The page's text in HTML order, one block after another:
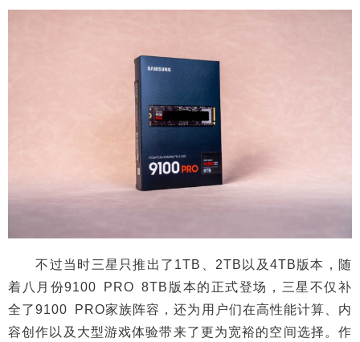
不过当时三星只推出了1TB、2TB以及4TB版本，随
着八月份9100 PRO 8TB版本的正式登场，三星不仅补
全了9100 PRO家族阵容，还为用户们在高性能计算、内
容创作以及大型游戏体验带来了更为宽裕的空间选择。作